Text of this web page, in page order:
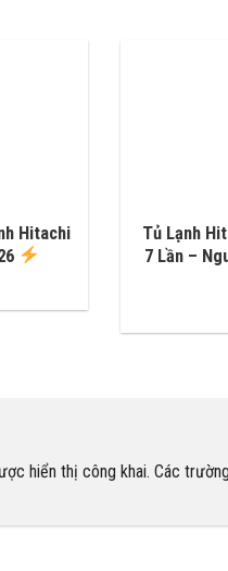
Hitachi
Tủ Lạnh
7 Lần –
hiển thị công khai. Các